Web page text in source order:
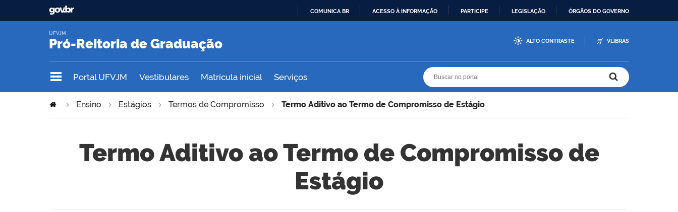
COMUNICA BR ACESSO À INFORMAÇÃO PARTICIPE LEGISLAÇÃO ÓRGÃOS DO GOVERNO
Pró-Reitoria de Graduação
UFVJM
ALTO CONTRASTE VLIBRAS
Portal UFVJM Vestibulares Matrícula inicial Serviços
Ensino Estágios Termos de Compromisso Termo Aditivo ao Termo de Compromisso de Estágio
Termo Aditivo ao Termo de Compromisso de
Estágio